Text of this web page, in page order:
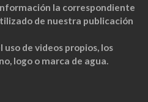
la correspondiente
de nuestra publicación
de videos propios, los
logo o marca de agua.